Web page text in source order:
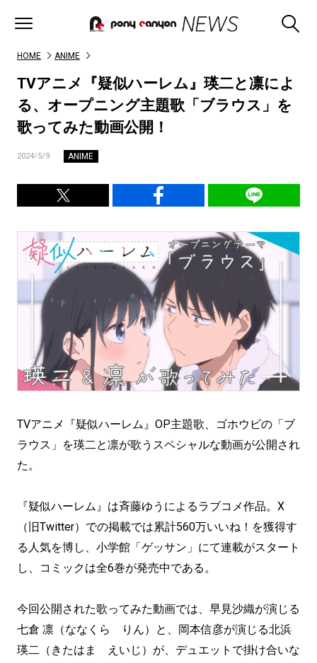
HOME ANIME
TVアニメ『疑似ハーレム』瑛二と凛によ
る、オープニング主題歌「ブラウス」を
歌ってみた動画公開！
2024/5/9 ANIME
TVアニメ『疑似ハーレム』OP主題歌、ゴホウビの「ブ
ラウス」を瑛二と凛が歌うスペシャルな動画が公開され
た。
『疑似ハーレム』は斉藤ゆうによるラブコメ作品。X
（旧Twitter）での掲載では累計560万いいね！を獲得す
る人気を博し、小学館「ゲッサン」にて連載がスタート
し、コミックは全6巻が発売中である。
今回公開された歌ってみた動画では、早見沙織が演じる
七倉 凛（ななくら りん）と、岡本信彦が演じる北浜
瑛二（きたはま えいじ）が、デュエットで掛け合いな